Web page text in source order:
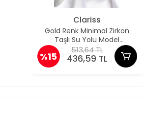
Clariss
Gold Renk Minimal Zirkon
Taşlı Su Yolu Model
Şahmeran
%15
513,64 TL
436,59 TL